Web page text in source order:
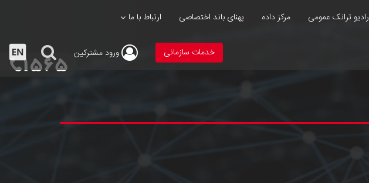
رادیو ترانک عمومی مرکز داده پهنای باند اختصاصی ارتباط با ما
ورود مشترکین خدمات سازمانی